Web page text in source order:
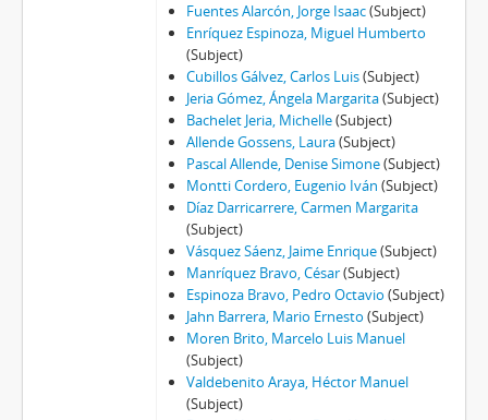
Fuentes Alarcón, Jorge Isaac(Subject)
Enríquez Espinoza, Miguel Humberto
(Subject)
Cubillos Gálvez, Carlos Luis(Subject)
Jeria Gómez, Ángela Margarita(Subject)
Bachelet Jeria, Michelle(Subject)
Allende Gossens, Laura(Subject)
Pascal Allende, Denise Simone(Subject)
Montti Cordero, Eugenio Iván (Subject)
Díaz Darricarrere, Carmen Margarita
(Subject)
Vásquez Sáenz, Jaime Enrique(Subject)
Manríquez Bravo, César(Subject)
Espinoza Bravo, Pedro Octavio (Subject)
Jahn Barrera, Mario Ernesto (Subject)
Moren Brito, Marcelo Luis Manuel
(Subject)
Valdebenito Araya, Héctor Manuel
(Subject)